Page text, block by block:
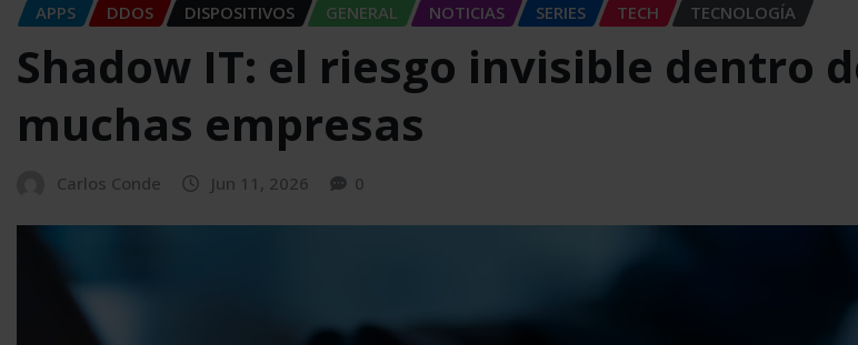
APPS DDOS DISPOSITIVOS GENERAL NOTICIAS SERIES TECH TECNOLOGÍA
Shadow IT: el riesgo invisible dentro
muchas empresas
Carlos Conde Jun 11, 2026 0